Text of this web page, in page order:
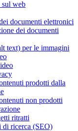
sul web
documenti elettronici
dei documenti
text) per le immagini
prodotti dalla
non prodotti
ritratti
di ricerca (SEO)